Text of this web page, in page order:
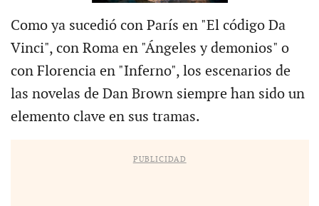
Como ya sucedió con París en "El código Da
Vinci", con Roma en "Ángeles y demonios" o
con Florencia en "Inferno", los escenarios de
las novelas de Dan Brown siempre han sido un
elemento clave en sus tramas.
PUBLICIDAD